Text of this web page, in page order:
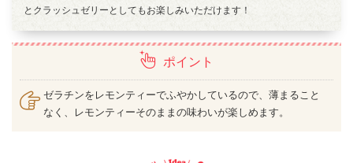
とクラッシュゼリーとしてもお楽しみいただけます！
ポイント
ゼラチンをレモンティーでふやかしているので、薄まること
なく、レモンティーそのままの味わいが楽しめます。